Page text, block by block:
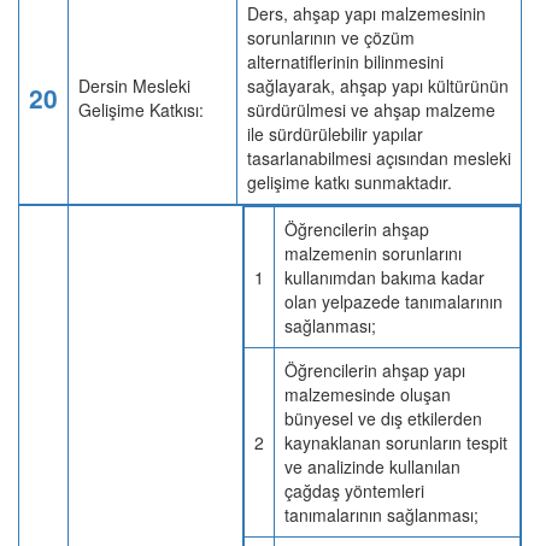
20
Dersin Mesleki
Gelişime Katkısı:
Ders, ahşap yapı malzemesinin
sorunlarının ve çözüm
alternatiflerinin bilinmesini
sağlayarak, ahşap yapı kültürünün
sürdürülmesi ve ahşap malzeme
ile sürdürülebilir yapılar
tasarlanabilmesi açısından mesleki
gelişime katkı sunmaktadır.
1
Öğrencilerin ahşap
malzemenin sorunlarını
kullanımdan bakıma kadar
olan yelpazede tanımalarının
sağlanması;
2
Öğrencilerin ahşap yapı
malzemesinde oluşan
bünyesel ve dış etkilerden
kaynaklanan sorunların tespit
ve analizinde kullanılan
çağdaş yöntemleri
tanımalarının sağlanması;